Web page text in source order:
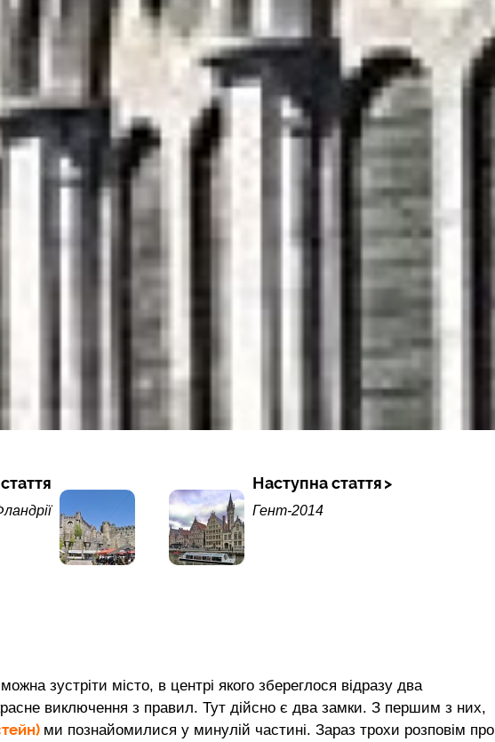
Наступна стаття
Гент-2014
зустріти місто, в центрі якого збереглося відразу два
виключення з правил. Тут дійсно є два замки. З першим з них,
ми познайомилися у минулій частині. Зараз трохи розповім про